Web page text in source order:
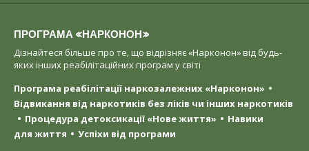
ПРОГРАМА «НАРКОНОН»
Дізнайтеся більше про те, що відрізняє «Нарконон» від будь-
яких інших реабілітаційних програм у світі
Програма реабілітації наркозалежних «Нарконон»
Відвикання від наркотиків без ліків чи інших наркотиків
Процедура детоксикації «Нове життя»
Навики
для життя
Успіхи від програми